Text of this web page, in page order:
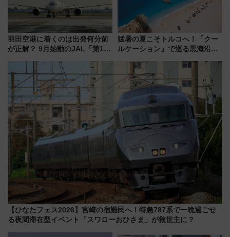
羽田空港に着くのは出発何分前
が正解？ 9月始動のJAL「第1タ
歩1キロ超え！ 知っておきたい
変更点まとめ
猛暑の夏こそトルコへ！「クー
ルケーション」で巡る黒海沿岸
連検索数が前年比237％増、ナ
ショジオも認める『2026年に訪
れるべき世界の旅先』
【ひなたフェス2026】宮崎の宿難民へ！特急787系で一晩過ごせ
る夜間滞在型イベント「スワローおひさま」が救世主に？